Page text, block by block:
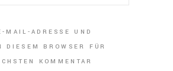
MAIL-ADRESSE UND
DIESEM BROWSER FÜR
KOMMENTAR